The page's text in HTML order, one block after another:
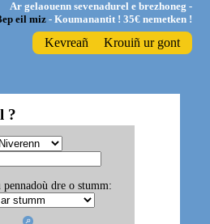
Ar gelaouenn sevenadurel e brezhoneg -
eil miz- Koumanantit ! 35€ nemetken !
Kevreañ Krouiñ ur gont
?
pennadoù dre o stumm: